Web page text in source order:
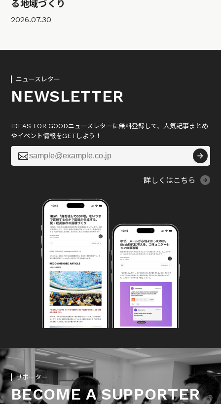
る地域づくり
2026.07.30
ニュースレター
NEWSLETTER
IDEAS FOR GOODニュースレターに無料登録して、人気記事まとめ
やイベント情報をGETしよう！

詳しくはこちら
サポーター
BECOME A SUPPORTER